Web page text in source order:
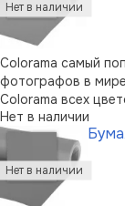
Colorama самый
фотографов в
Colorama всех
неотражающая
популярный фон
Нет в наличии